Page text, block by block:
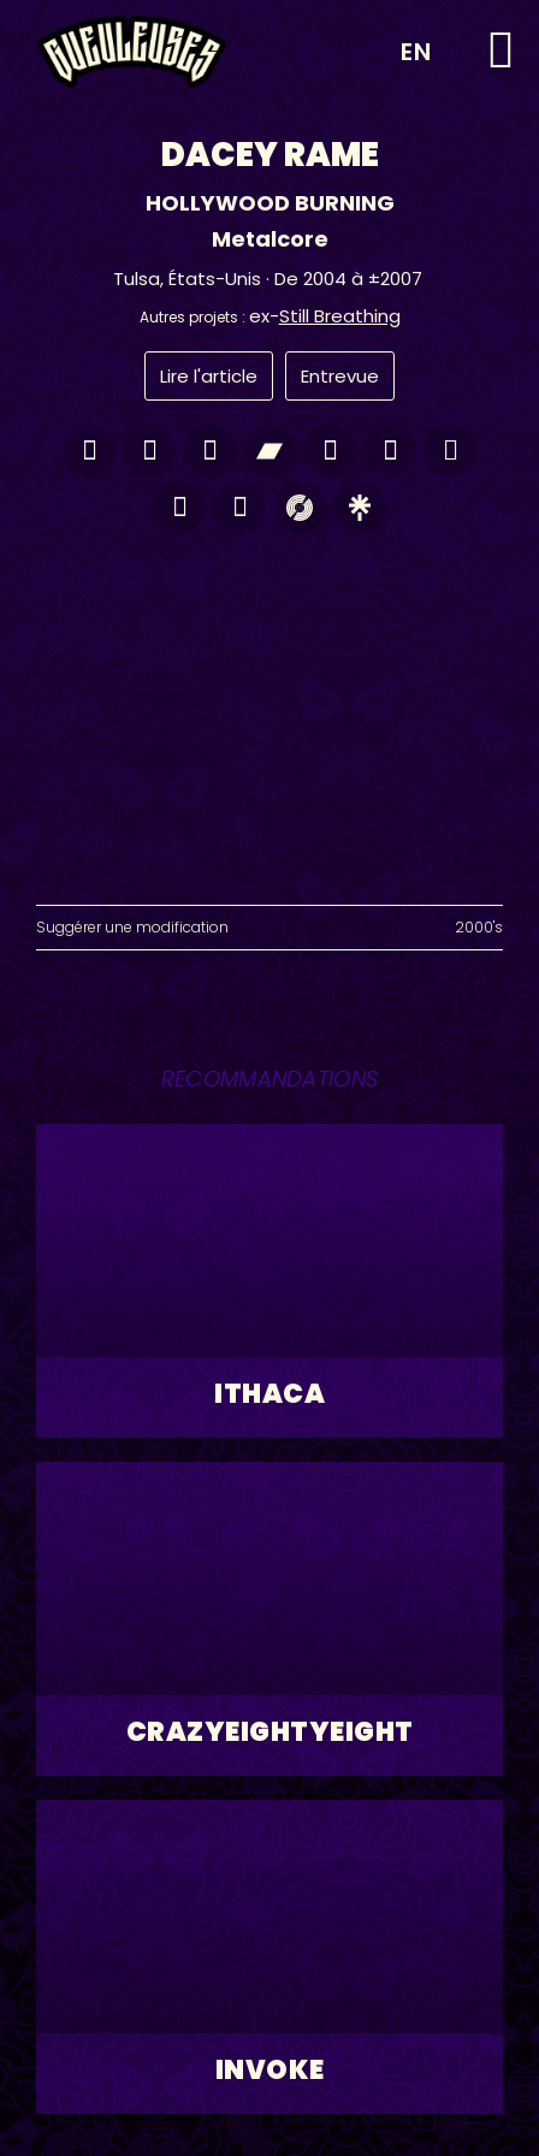
EN
DACEY RAME
HOLLYWOOD BURNING
Metalcore
Tulsa, États-Unis · De 2004 à ±2007
Autres projets : ex-Still Breathing
Lire l'article Entrevue
Suggérer une modification 2000's
RECOMMANDATIONS
ITHACA
CRAZYEIGHTYEIGHT
INVOKE